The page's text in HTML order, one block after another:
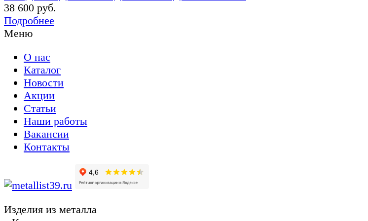
38 600 руб.
Подробнее
Меню
О нас
Каталог
Новости
Акции
Статьи
Наши работы
Вакансии
Контакты
Изделия из металла